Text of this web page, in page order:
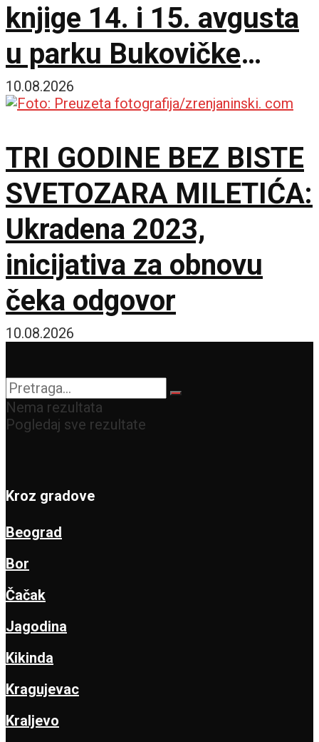
knjige 14. i 15. avgusta
u parku Bukovičke
banje
10.08.2026
TRI GODINE BEZ BISTE
SVETOZARA MILETIĆA:
Ukradena 2023,
inicijativa za obnovu
čeka odgovor
10.08.2026
Nema rezultata
Pogledaj sve rezultate
Kroz gradove
Beograd
Bor
Čačak
Jagodina
Kikinda
Kragujevac
Kraljevo